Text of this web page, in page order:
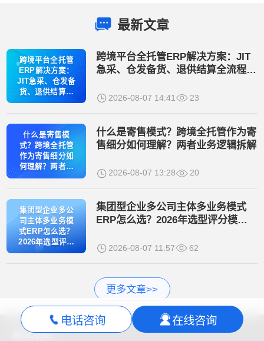
最新文章
跨境平台全托管
ERP解决方案：
JIT急采、仓发备
货、退供结算全
流程管控
跨境平台全托管ERP解决方案：JIT
急采、仓发备货、退供结算全流程管
2026-08-07 14:41 23
什么是寄售模
式？跨境全托管
作为寄售细分如
何理解？两者业
务逻辑拆解
什么是寄售模式？跨境全托管作为寄
售细分如何理解？两者业务逻辑拆解
2026-08-07 13:28 20
集团型企业多公
司主体多业务模
式ERP怎么选？
2026年选型评分
模型与主流厂商
集团型企业多公司主体多业务模式
ERP怎么选？2026年选型评分模型
2026-08-07 11:57 62
更多文章>>
解决方案
电话咨询 在线咨询